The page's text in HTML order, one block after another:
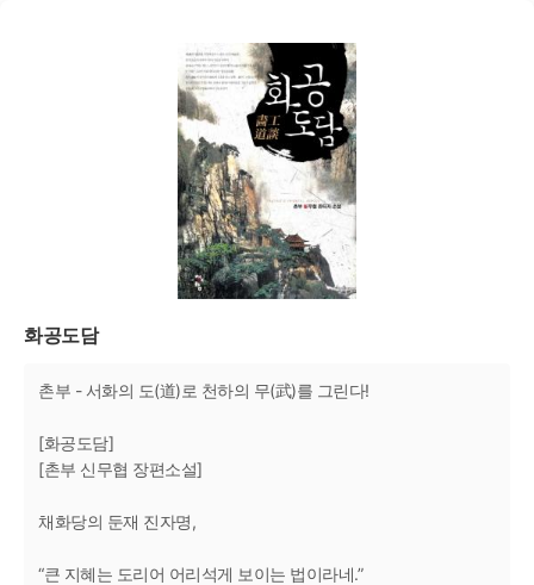
화공도담
촌부 - 서화의 도(道)로 천하의 무(武)를 그린다!
[화공도담]
[촌부 신무협 장편소설]
채화당의 둔재 진자명,
“큰 지혜는 도리어 어리석게 보이는 법이라네.”